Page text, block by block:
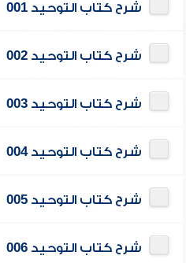
شرح كتاب التوحيد 001
شرح كتاب التوحيد 002
شرح كتاب التوحيد 003
شرح كتاب التوحيد 004
شرح كتاب التوحيد 005
شرح كتاب التوحيد 006